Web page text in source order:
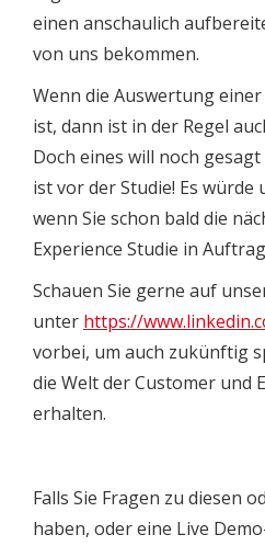
einen anschaulich
von uns bekommen.
Wenn die Auswertung
ist, dann ist in der Regel
Doch eines will noch
ist vor der Studie! Es würde
wenn Sie schon bald die
Experience Studie in
Schauen Sie gerne auf
unter https://
vorbei, um auch zukünftig
die Welt der Customer und
erhalten.
Falls Sie Fragen zu diesen
haben, oder eine Live